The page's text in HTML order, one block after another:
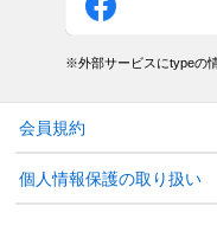
※外部サービスにtypeの
会員規約
個人情報保護の取り扱い